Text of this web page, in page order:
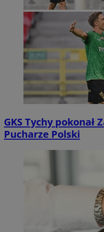
GKS Tychy pokonał
Pucharze Polski